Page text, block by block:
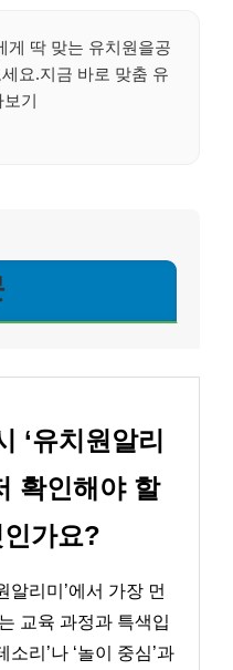
게 딱 맞는 유치원을공
요.지금 바로 맞춤 유
기
‘유치원알리
확인해야 할
가요?
알리미’에서 가장 먼
교육 과정과 특색입
소리’나 ‘놀이 중심’과